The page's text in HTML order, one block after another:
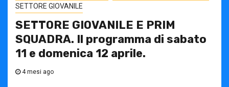
SETTORE GIOVANILE
SETTORE GIOVANILE E PRIM
SQUADRA. Il programma di sabato
11 e domenica 12 aprile.
4 mesi ago